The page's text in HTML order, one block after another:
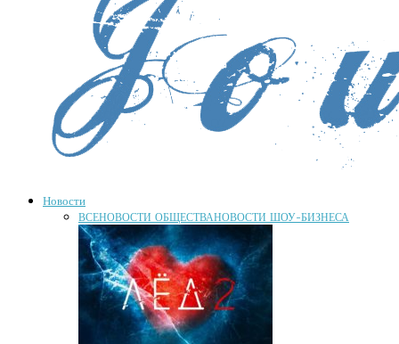
Новости
ВСЕНОВОСТИ ОБЩЕСТВАНОВОСТИ ШОУ-БИЗНЕСА